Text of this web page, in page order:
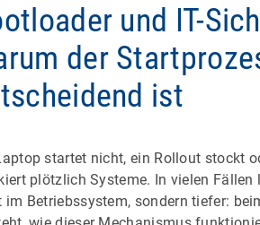
und IT-
der
ist
startet nicht, ein Rollout stockt
plötzlich Systeme. In vielen Fällen
im Betriebssystem, sondern tiefer: